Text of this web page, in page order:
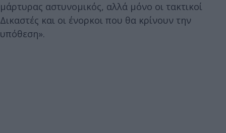
μάρτυρας αστυνομικός, αλλά μόνο οι τακτικοί
Δικαστές και οι ένορκοι που θα κρίνουν την
υπόθεση».